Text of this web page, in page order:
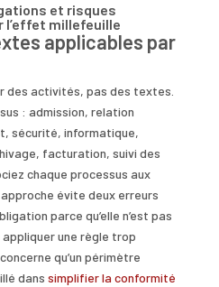
et risques
millefeuille
applicables par
des activités, pas des textes.
: admission, relation
sécurité, informatique,
facturation, suivi des
chaque processus aux
évite deux erreurs
parce qu’elle n’est pas
une règle trop
qu’un périmètre
dans simplifier la conformité